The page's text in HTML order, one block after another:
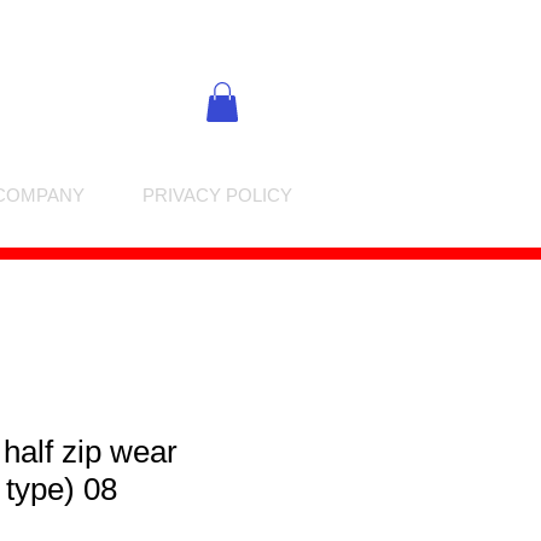
PRIVACY POLICY
zip wear
08